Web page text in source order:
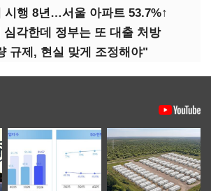
시행 8년…서울 아파트 53.7%↑
심각한데 정부는 또 대출 처방
규제, 현실 맞게 조정해야"